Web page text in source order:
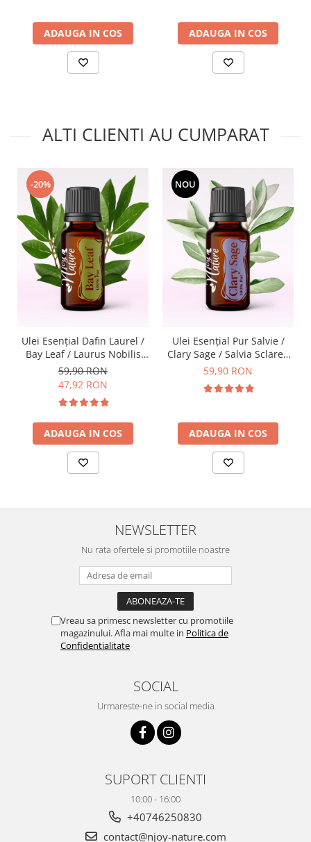
ADAUGA IN COS ADAUGA IN COS
ALTI CLIENTI AU CUMPARAT
-20%
Ulei Esenţial Dafin Laurel /
Bay Leaf / Laurus Nobilis
15ml - Aromaterapie Sigura
| nJoy Nature
59,90 RON
47,92 RON
ADAUGA IN COS
NOU
Ulei Esențial Pur Salvie /
Clary Sage / Salvia Sclarea
15ml - Aromaterapie Sigura
59,90 RON
ADAUGA IN COS
NEWSLETTER
Nu rata ofertele si promotiile noastre
Vreau sa primesc newsletter cu promotiile
magazinului. Afla mai multe in Politica de
Confidentialitate
SOCIAL
Urmareste-ne in social media
SUPORT CLIENTI
10:00 - 16:00
+40746250830
contact@njoy-nature.com